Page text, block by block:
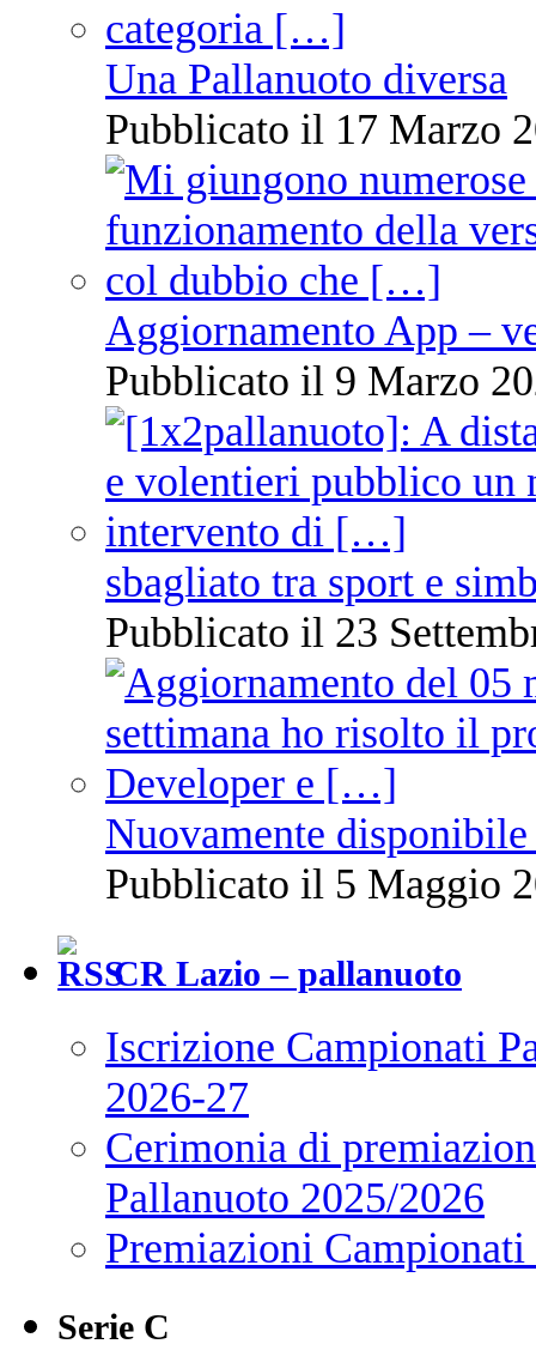
Una Pallanuoto diversa
Pubblicato il 17 Marzo
Aggiornamento App –
Pubblicato il 9 Marzo
sbagliato tra sport e
Pubblicato il 23
Nuovamente
Pubblicato il 5 Maggio
CR Lazio – pallanuoto
Iscrizione Campionati
2026-27
Cerimonia di
Pallanuoto 2025/2026
Premiazioni
Serie C